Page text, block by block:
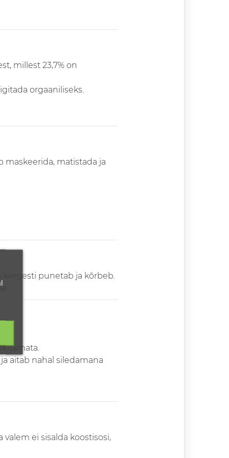
millest 23,7% on
orgaaniliseks.
maskeerida, matistada ja
kergesti punetab ja kõrbeb.
aitab nahal siledamana
ei sisalda koostisosi,